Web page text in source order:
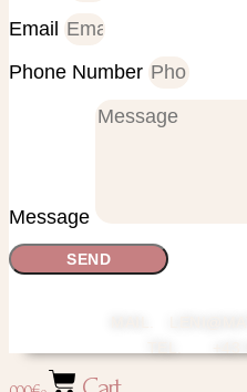
Email
Phone Number
Message
SEND